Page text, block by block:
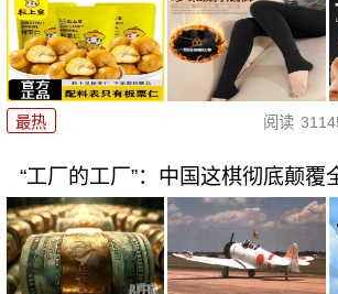
最热 阅读
“工厂的工厂”：中国这棋彻底颠覆